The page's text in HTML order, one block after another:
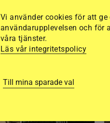
Vi använder cookies för att ge
användarupplevelsen och för
våra tjänster.
Läs vår integritetspolicy
Till mina sparade val